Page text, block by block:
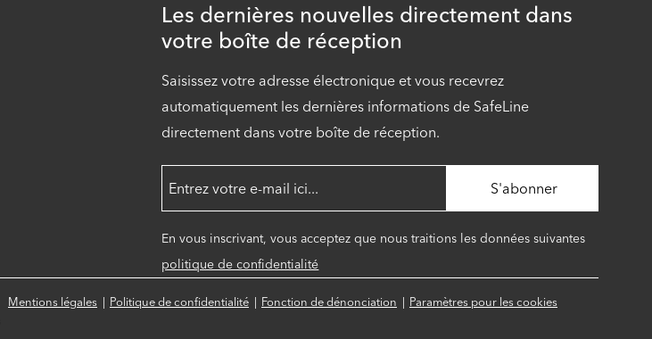
Les dernières nouvelles directement dans
votre boîte de réception
Saisissez votre adresse électronique et vous recevrez
automatiquement les dernières informations de SafeLine
directement dans votre boîte de réception.
En vous inscrivant, vous acceptez que nous traitions les données suivantes
politique de confidentialité
Mentions légales Politique de confidentialité Fonction de dénonciation Paramètres pour les cookies